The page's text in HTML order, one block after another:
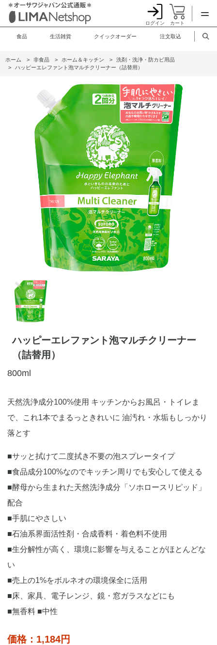
ログイン カート
食品 生活雑貨 クイックオーダー 注文取込
ホーム > 非食品 > ホーム＆キッチン >
洗剤・洗浄・防カビ用品
>
ハッピーエレファント泡マルチクリーナー（詰替用）
ハッピーエレファント泡マルチクリーナー
（詰替用）
800ml
天然洗浄成分100%使用 キッチンからお風呂・トイレま
で、これ1本でまるっときれいに 油汚れ・水垢もしっかり
落とす
■サッと拭けて二度拭き不要の泡スプレータイプ
■食品成分100%なのでキッチン周りでも安心して使える
■酵母から生まれた天然洗浄成分「ソホロースリピッド」
配合
■手肌にやさしい
■石油系界面活性剤・合成香料・着色料不使用
■生分解性が高く、環境に影響を与えることがほとんどな
い
■売上の1%をボルネオの環境保全に活用
■床、家具、電子レンジ、鏡・窓ガラスなどにも
■無香料 ■中性
価格：1,184円